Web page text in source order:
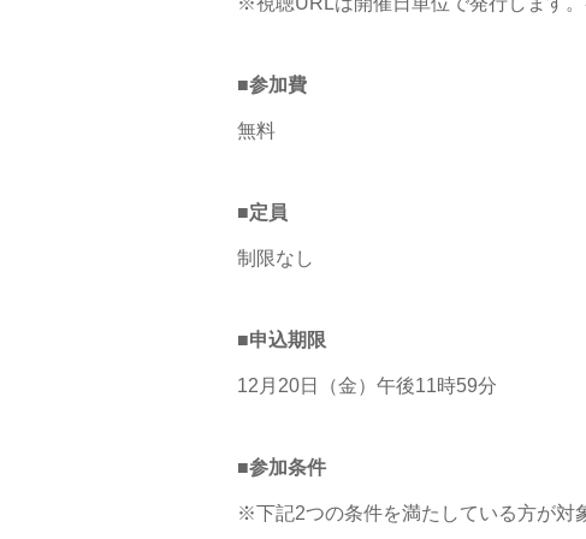
■参加費
無料
■定員
制限なし
■申込期限
12月20日（金）午後11時59分
■参加条件
※下記2つの条件を満たしている方が対